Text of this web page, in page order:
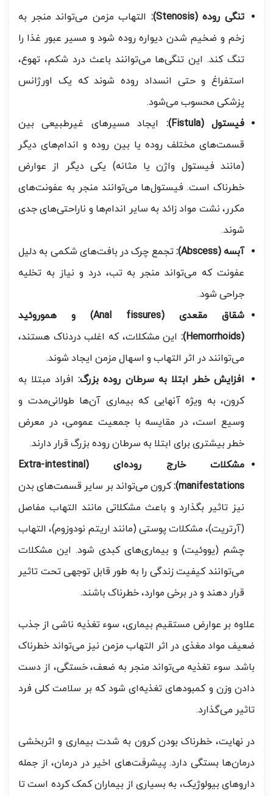
تنگی روده (Stenosis):
التهاب مزمن می‌تواند منجر به
زخم و ضخیم شدن دیواره روده شود و مسیر عبور غذا را
تنگ کند. این تنگی‌ها می‌توانند باعث درد شکم، تهوع،
استفراغ و حتی انسداد روده شوند که یک اورژانس
پزشکی محسوب می‌شود.
فیستول (Fistula):
ایجاد مسیرهای غیرطبیعی بین
قسمت‌های مختلف روده یا بین روده و اندام‌های دیگر
(مانند فیستول واژن یا مثانه) یکی دیگر از عوارض
خطرناک است. فیستول‌ها می‌توانند منجر به عفونت‌های
مکرر، نشت مواد زائد به سایر اندام‌ها و ناراحتی‌های جدی
شوند.
آبسه (Abscess):
تجمع چرک در بافت‌های شکمی به دلیل
عفونت که می‌تواند منجر به تب، درد و نیاز به تخلیه
جراحی شود.
شقاق مقعدی (Anal fissures) و هموروئید
(Hemorrhoids):
این مشکلات، که اغلب دردناک هستند،
می‌توانند در اثر التهاب و اسهال مزمن ایجاد شوند.
افزایش خطر ابتلا به سرطان روده بزرگ:افراد مبتلا به
کرون، به ویژه آنهایی که بیماری آن‌ها طولانی‌مدت و
وسیع است، در مقایسه با جمعیت عمومی، در معرض
خطر بیشتری برای ابتلا به سرطان روده بزرگ قرار دارند.
مشکلات خارج روده‌ای (Extra-intestinal
manifestations): کرون می‌تواند بر سایر قسمت‌های بدن
نیز تاثیر بگذارد و باعث مشکلاتی مانند التهاب مفاصل
(آرتریت)، مشکلات پوستی (مانند اریتم نودوزوم)، التهاب
چشم (یووئیت) و بیماری‌های کبدی شود. این مشکلات
می‌توانند کیفیت زندگی را به طور قابل توجهی تحت تاثیر
قرار دهند و در برخی موارد، خطرناک باشند.
علاوه بر عوارض مستقیم بیماری، سوء تغذیه ناشی از جذب
ضعیف مواد مغذی در اثر التهاب مزمن نیز می‌تواند خطرناک
باشد. سوء تغذیه می‌تواند منجر به ضعف، خستگی، از دست
دادن وزن و کمبودهای تغذیه‌ای شود که بر سلامت کلی فرد
تاثیر می‌گذارد.
در نهایت، خطرناک بودن کرون به شدت بیماری و اثربخشی
درمان‌ها بستگی دارد. پیشرفت‌های اخیر در درمان، از جمله
داروهای بیولوژیک، به بسیاری از بیماران کمک کرده است تا